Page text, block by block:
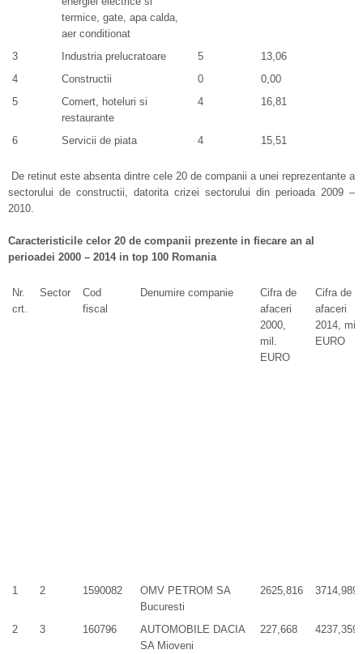
termice, gate, apa calda,
aer conditionat
3 Industria prelucratoare 5
13,06
4
Constructii 0
0,00
5
Comert, hoteluri si
restaurante
4 16,81
6 Servicii de piata 4 15,51
De retinut este absenta dintre cele 20 de companii a unei reprezentante a
sectorului de constructii, datorita crizei sectorului din perioada 2009 –
2010.
Caracteristicile celor 20 de companii prezente in fiecare an al
perioadei 2000 – 2014 in top 100 Romania
Nr.
crt.
Sector
Cod
fiscal
Denumire companie
Cifra de
afaceri
2000,
mil.
EURO
Cifra de
afaceri
2014, mil.
EURO
1 2 1590082
OMV PETROM SA
Bucuresti
2625,816 3714,989
2 3 160796
AUTOMOBILE DACIA
SA Mioveni
227,668 4237,359